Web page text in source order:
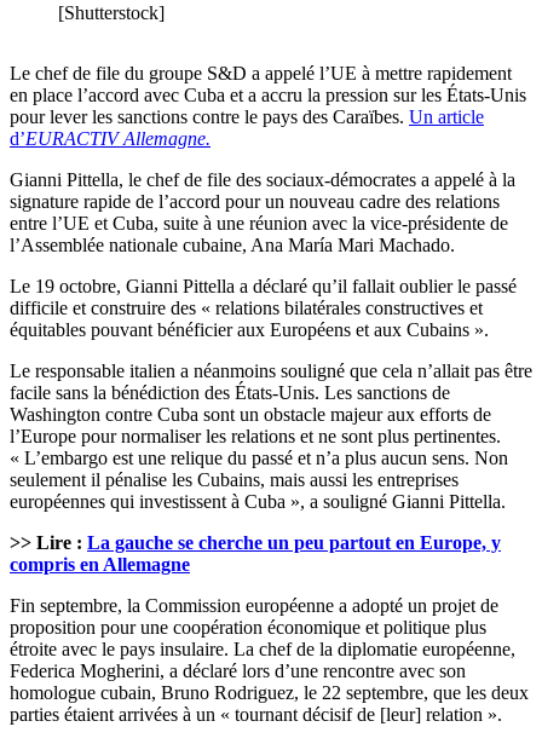
[Shutterstock]
Le chef de file du groupe S&D a appelé l’UE à mettre rapidement
en place l’accord avec Cuba et a accru la pression sur les États-Unis
pour lever les sanctions contre le pays des Caraïbes. Un article
d’EURACTIV Allemagne.
Gianni Pittella, le chef de file des sociaux-démocrates a appelé à la
signature rapide de l’accord pour un nouveau cadre des relations
entre l’UE et Cuba, suite à une réunion avec la vice-présidente de
l’Assemblée nationale cubaine, Ana María Mari Machado.
Le 19 octobre, Gianni Pittella a déclaré qu’il fallait oublier le passé
difficile et construire des « relations bilatérales constructives et
équitables pouvant bénéficier aux Européens et aux Cubains ».
Le responsable italien a néanmoins souligné que cela n’allait pas être
facile sans la bénédiction des États-Unis. Les sanctions de
Washington contre Cuba sont un obstacle majeur aux efforts de
l’Europe pour normaliser les relations et ne sont plus pertinentes.
« L’embargo est une relique du passé et n’a plus aucun sens. Non
seulement il pénalise les Cubains, mais aussi les entreprises
européennes qui investissent à Cuba », a souligné Gianni Pittella.
>> Lire : La gauche se cherche un peu partout en Europe, y
compris en Allemagne
Fin septembre, la Commission européenne a adopté un projet de
proposition pour une coopération économique et politique plus
étroite avec le pays insulaire. La chef de la diplomatie européenne,
Federica Mogherini, a déclaré lors d’une rencontre avec son
homologue cubain, Bruno Rodriguez, le 22 septembre, que les deux
parties étaient arrivées à un « tournant décisif de [leur] relation ».